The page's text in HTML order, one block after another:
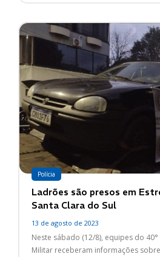
Polícia
Ladrões são presos em
Santa Clara do Sul
13 de agosto de 2023
Neste sábado (12/8), equipes do
Militar receberam informações